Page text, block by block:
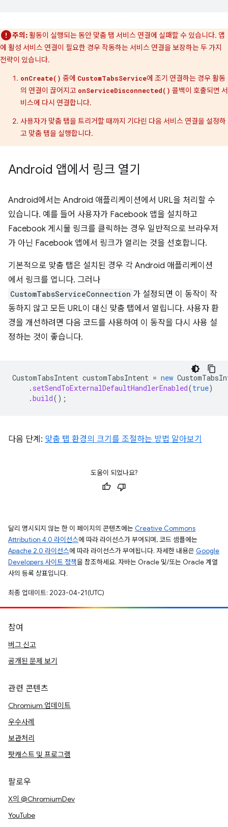
주의:활동이 실행되는 동안 맞춤 탭 서비스 연결에 실패할 수 있습니다. 앱
에 활성 서비스 연결이 필요한 경우 작동하는 서비스 연결을 보장하는 두 가지
전략이 있습니다.
onCreate() 중에 CustomTabsService에 조기 연결하는 경우 활동
의 연결이 끊어지고 onServiceDisconnected() 콜백이 호출되면 서
비스에 다시 연결합니다.
사용자가 맞춤 탭을 트리거할 때까지 기다린 다음 서비스 연결을 설정하
고 맞춤 탭을 실행합니다.
Android 앱에서 링크 열기
Android에서는 Android 애플리케이션에서 URL을 처리할 수
있습니다. 예를 들어 사용자가 Facebook 앱을 설치하고
Facebook 게시물 링크를 클릭하는 경우 일반적으로 브라우저
가 아닌 Facebook 앱에서 링크가 열리는 것을 선호합니다.
기본적으로 맞춤 탭은 설치된 경우 각 Android 애플리케이션
에서 링크를 엽니다. 그러나
CustomTabsServiceConnection 가 설정되면 이 동작이 작
동하지 않고 모든 URL이 대신 맞춤 탭에서 열립니다. 사용자 환
경을 개선하려면 다음 코드를 사용하여 이 동작을 다시 사용 설
정하는 것이 좋습니다.
CustomTabsIntent customTabsIntent = new
. setSendToExternalDefaultHandlerEnabled(true)
.build();
다음 단계: 맞춤 탭 환경의 크기를 조절하는 방법 알아보기
도움이 되었나요?
달리 명시되지 않는 한 이 페이지의 콘텐츠에는 Creative Commons
Attribution 4.0 라이선스에 따라 라이선스가 부여되며, 코드 샘플에는
Apache 2.0 라이선스에 따라 라이선스가 부여됩니다. 자세한 내용은 Google
Developers 사이트 정책을 참조하세요. 자바는 Oracle 및/또는 Oracle 계열
사의 등록 상표입니다.
최종 업데이트: 2023-04-21(UTC)
참여
버그 신고
공개된 문제 보기
관련 콘텐츠
Chromium 업데이트
우수사례
보관처리
팟캐스트 및 프로그램
팔로우
X의 @ChromiumDev
YouTube